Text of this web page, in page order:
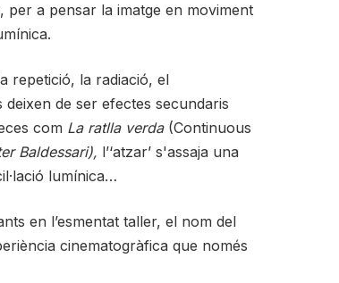
per a pensar la imatge en moviment
repetició, la radiació, el
de ser efectes secundaris
com La ratlla verda(Continuous
Baldessari), l’‘atzar’ s'assaja una
lumínica…
en l’esmentat taller, el nom del
cinematogràfica que només